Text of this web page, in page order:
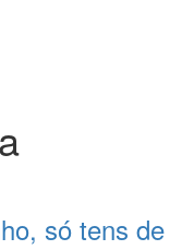
só tens de